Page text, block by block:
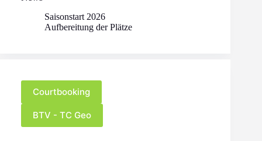
Saisonstart 2026
Aufbereitung der Plätze
Courtbooking
BTV - TC Geo